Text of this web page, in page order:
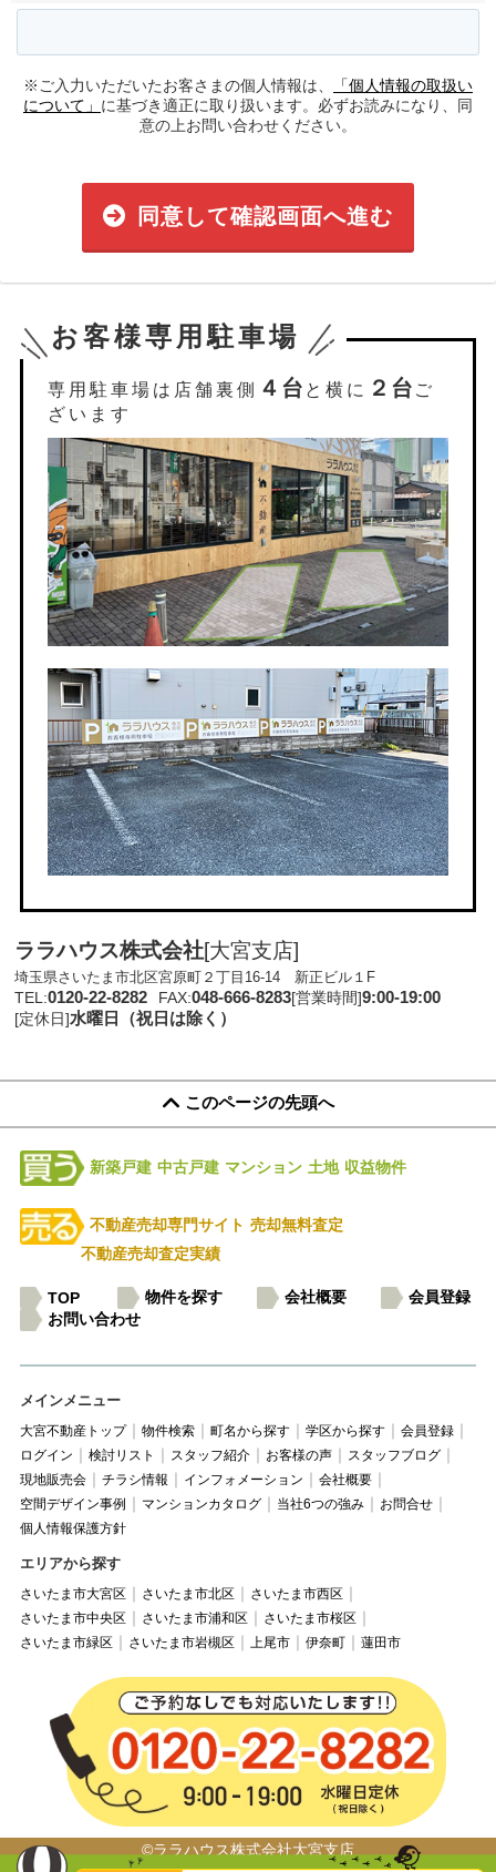
※ご入力いただいたお客さまの個人情報は、
「個人情報の取扱い
について」 に基づき適正に取り扱います。必ずお読みになり、同
意の上お問い合わせください。
同意して確認画面へ進む
お客様専用駐車場
専用駐車場は店舗裏側 ４台 と横に ２台 ご
ざいます
ララハウス株式会社[大宮支店]
埼玉県さいたま市北区宮原町２丁目16-14 新正ビル１F
TEL:0120-22-8282 FAX:048-666-8283[営業時間]9:00-19:00
[定休日]水曜日（祝日は除く）
このページの先頭へ
新築戸建 中古戸建 マンション 土地 収益物件
不動産売却専門サイト 売却無料査定
不動産売却査定実績
TOP 物件を探す 会社概要
会員登録
お問い合わせ
メインメニュー
大宮不動産トップ 物件検索 町名から探す 学区から探す
会員登録
ログイン
検討リスト スタッフ紹介 お客様の声
スタッフブログ
現地販売会
チラシ情報 インフォメーション
会社概要
空間デザイン事例
マンションカタログ 当社6つの強み
お問合せ
個人情報保護方針
エリアから探す
さいたま市大宮区 さいたま市北区
さいたま市西区
さいたま市中央区
さいたま市浦和区
さいたま市桜区
さいたま市緑区
さいたま市岩槻区 上尾市 伊奈町 蓮田市
©ララハウス株式会社大宮支店